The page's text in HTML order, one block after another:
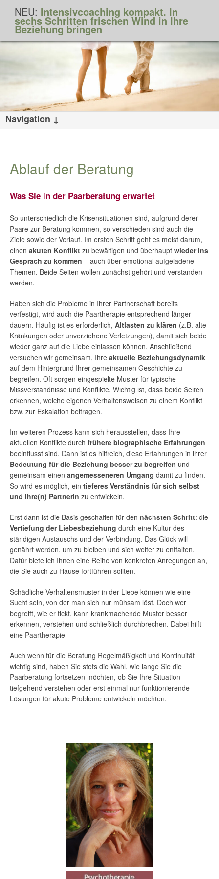
NEU: Intensivcoaching kompakt. In
sechs Schritten frischen Wind in Ihre
Beziehung bringen
Navigation
Ablauf der Beratung
Was Sie in der Paarberatung erwartet
So unterschiedlich die Krisensituationen sind, aufgrund derer
Paare zur Beratung kommen, so verschieden sind auch die
Ziele sowie der Verlauf. Im ersten Schritt geht es meist darum,
einen akuten Konflikt zu bewältigen und überhaupt wieder ins
Gespräch zu kommen – auch über emotional aufgeladene
Themen. Beide Seiten wollen zunächst gehört und verstanden
werden.
Haben sich die Probleme in Ihrer Partnerschaft bereits
verfestigt, wird auch die Paartherapie entsprechend länger
dauern. Häufig ist es erforderlich, Altlasten zu klären (z.B. alte
Kränkungen oder unverziehene Verletzungen), damit sich beide
wieder ganz auf die Liebe einlassen können. Anschließend
versuchen wir gemeinsam, Ihre aktuelle Beziehungsdynamik
auf dem Hintergrund Ihrer gemeinsamen Geschichte zu
begreifen. Oft sorgen eingespielte Muster für typische
Missverständnisse und Konflikte. Wichtig ist, dass beide Seiten
erkennen, welche eigenen Verhaltensweisen zu einem Konflikt
bzw. zur Eskalation beitragen.
Im weiteren Prozess kann sich herausstellen, dass Ihre
aktuellen Konflikte durch frühere biographische Erfahrungen
beeinflusst sind. Dann ist es hilfreich, diese Erfahrungen in ihrer
Bedeutung für die Beziehung besser zu begreifen und
gemeinsam einen angemesseneren Umgang damit zu finden.
So wird es möglich, ein tieferes Verständnis für sich selbst
und Ihre(n) PartnerIn zu entwickeln.
Erst dann ist die Basis geschaffen für den nächsten Schritt: die
Vertiefung der Liebesbeziehung durch eine Kultur des
ständigen Austauschs und der Verbindung. Das Glück will
genährt werden, um zu bleiben und sich weiter zu entfalten.
Dafür biete ich Ihnen eine Reihe von konkreten Anregungen an,
die Sie auch zu Hause fortführen sollten.
Schädliche Verhaltensmuster in der Liebe können wie eine
Sucht sein, von der man sich nur mühsam löst. Doch wer
begreift, wie er tickt, kann krankmachende Muster besser
erkennen, verstehen und schließlich durchbrechen. Dabei hilft
eine Paartherapie.
Auch wenn für die Beratung Regelmäßigkeit und Kontinuität
wichtig sind, haben Sie stets die Wahl, wie lange Sie die
Paarberatung fortsetzen möchten, ob Sie Ihre Situation
tiefgehend verstehen oder erst einmal nur funktionierende
Lösungen für akute Probleme entwickeln möchten.